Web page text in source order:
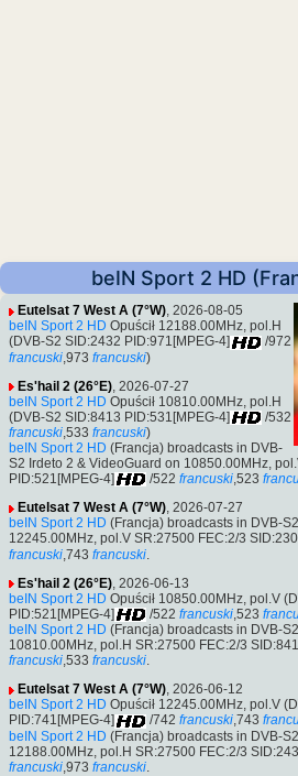
beIN Sport 2 HD
Eutelsat 7 West A (7°W), 2026-08-05
beIN Sport 2 HD Opuścił 12188.00MHz, pol.H
(DVB-S2 SID:2432 PID:971[MPEG-4]
/972
francuski ,973 francuski)
Es'hail 2 (26°E) , 2026-07-27
beIN Sport 2 HD Opuścił 10810.00MHz, pol.H
(DVB-S2 SID:8413 PID:531[MPEG-4]
/532
francuski,533 francuski)
beIN Sport 2 HD (Francja) broadcasts in DVB-
S2 Irdeto 2 & VideoGuard on 10850.00MHz,
PID:521[MPEG-4]
/522 francuski,523
Eutelsat 7 West A (7°W), 2026-07-27
beIN Sport 2 HD (Francja) broadcasts in DVB-
12245.00MHz, pol.V SR:27500 FEC:2/3
francuski ,743 francuski
Es'hail 2 (26°E) , 2026-06-13
beIN Sport 2 HD Opuścił 10850.00MHz, pol.V
PID:521[MPEG-4]
/522 francuski ,523
beIN Sport 2 HD (Francja) broadcasts in DVB-
10810.00MHz, pol.H SR:27500 FEC:2/3
francuski,533 francuski.
Eutelsat 7 West A (7°W), 2026-06-12
beIN Sport 2 HD Opuścił 12245.00MHz, pol.V
PID:741[MPEG-4]
/742 francuski,743
beIN Sport 2 HD (Francja) broadcasts in DVB-
12188.00MHz, pol.H SR:27500 FEC:2/3
francuski,973 francuski.